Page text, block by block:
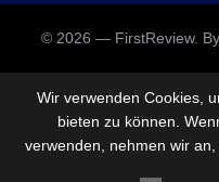
© 2026 — FirstReview.
Wir verwenden Cookies,
bieten zu können.
verwenden, nehmen wir